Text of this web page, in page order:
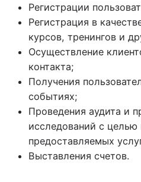
Регистрации
Регистрация в
курсов, тренингов и
Осуществление
контакта;
Получения
событиях;
Проведения аудита и
исследований с
предоставляемых
Выставления счетов.